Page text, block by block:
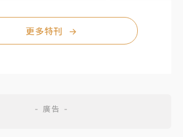
更多特刊 →